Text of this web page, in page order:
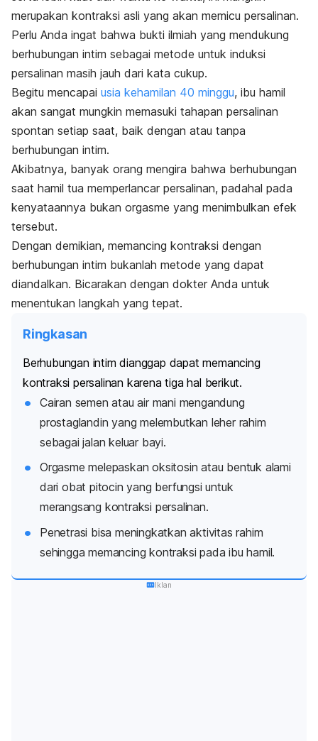
merupakan kontraksi asli yang akan memicu persalinan.
Perlu Anda ingat bahwa bukti ilmiah yang mendukung
berhubungan intim sebagai metode untuk induksi
persalinan masih jauh dari kata cukup.
Begitu mencapai usia kehamilan 40 minggu, ibu hamil
akan sangat mungkin memasuki tahapan persalinan
spontan setiap saat, baik dengan atau tanpa
berhubungan intim.
Akibatnya, banyak orang mengira bahwa berhubungan
saat hamil tua memperlancar persalinan, padahal pada
kenyataannya bukan orgasme yang menimbulkan efek
tersebut.
Dengan demikian, memancing kontraksi dengan
berhubungan intim bukanlah metode yang dapat
diandalkan. Bicarakan dengan dokter Anda untuk
menentukan langkah yang tepat.
Ringkasan
Berhubungan intim dianggap dapat memancing
kontraksi persalinan karena tiga hal berikut.
Cairan semen atau air mani mengandung
prostaglandin yang melembutkan leher rahim
sebagai jalan keluar bayi.
Orgasme melepaskan oksitosin atau bentuk alami
dari obat pitocin yang berfungsi untuk
merangsang kontraksi persalinan.
Penetrasi bisa meningkatkan aktivitas rahim
sehingga memancing kontraksi pada ibu hamil.
Iklan